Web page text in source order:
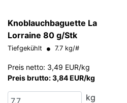
Knoblauchbaguette La
Lorraine 80 g/Stk
Tiefgekühlt 7.7 kg/#
Preis netto: 3,49 EUR/kg
Preis brutto: 3,84 EUR/kg
kg